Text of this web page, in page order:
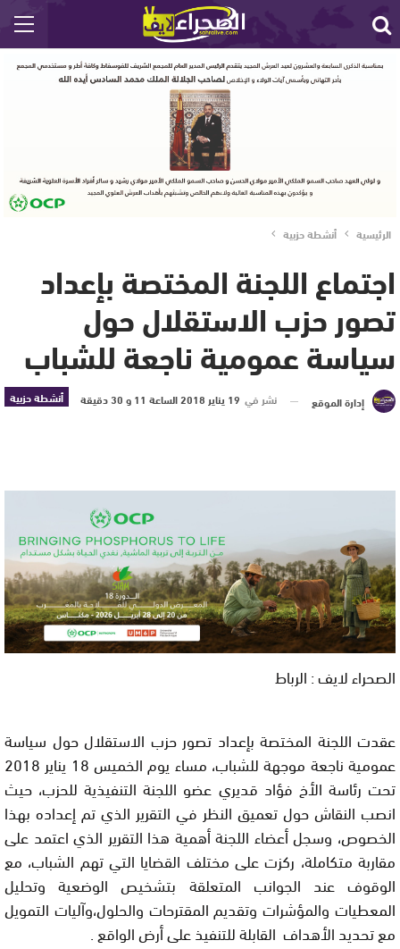
الرئيسية أنشطة حزبية
اجتماع اللجنة المختصة بإعداد
تصور حزب الاستقلال حول
سياسة عمومية ناجعة للشباب
أنشطة حزبية إدارة الموقع نشر في 19 يناير 2018 الساعة 11 و 30 دقيقة
الصحراء لايف : الرباط
عقدت اللجنة المختصة بإعداد تصور حزب الاستقلال حول سياسة
عمومية ناجعة موجهة للشباب، مساء يوم الخميس 18 يناير 2018
تحت رئاسة الأخ فؤاد قديري عضو اللجنة التنفيذية للحزب، حيث
انصب النقاش حول تعميق النظر في التقرير الذي تم إعداده بهذا
الخصوص، وسجل أعضاء اللجنة أهمية هذا التقرير الذي اعتمد على
مقاربة متكاملة، ركزت على مختلف القضايا التي تهم الشباب، مع
الوقوف عند الجوانب المتعلقة بتشخيص الوضعية وتحليل
المعطيات والمؤشرات وتقديم المقترحات والحلول،وآليات التمويل
مع تحديد الأهداف القابلة للتنفيذ على أرض الواقع .